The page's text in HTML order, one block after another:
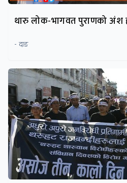
थारु लोक-भागवत पुराणको अंश
- दाङ